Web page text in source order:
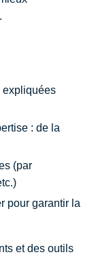
expliquées
: de la
(par
pour garantir la
et des outils